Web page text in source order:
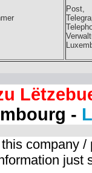
Post,
-
company
just